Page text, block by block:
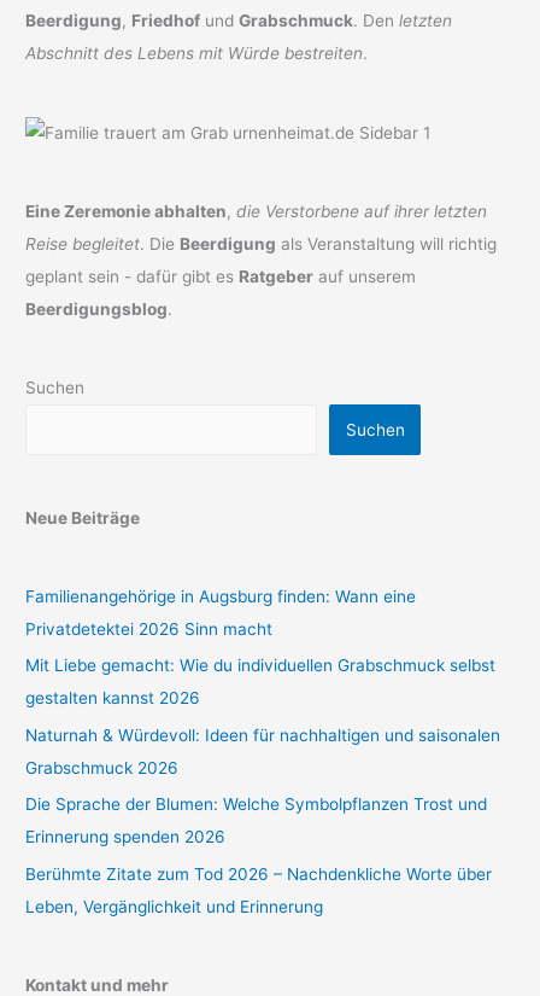
Beerdigung, Friedhof undGrabschmuck. Denletzten
Abschnitt des Lebens mit Würde bestreiten.
Eine Zeremonie abhalten,die Verstorbene auf ihrer letzten
Reise begleitet. Die Beerdigung als Veranstaltung will richtig
geplant sein - dafür gibt es Ratgeber auf unserem
Beerdigungsblog.
Suchen
Suchen
Neue Beiträge
Familienangehörige in Augsburg finden: Wann eine
Privatdetektei 2026 Sinn macht
Mit Liebe gemacht: Wie du individuellen Grabschmuck selbst
gestalten kannst 2026
Naturnah & Würdevoll: Ideen für nachhaltigen und saisonalen
Grabschmuck 2026
Die Sprache der Blumen: Welche Symbolpflanzen Trost und
Erinnerung spenden 2026
Berühmte Zitate zum Tod 2026 – Nachdenkliche Worte über
Leben, Vergänglichkeit und Erinnerung
Kontakt und mehr